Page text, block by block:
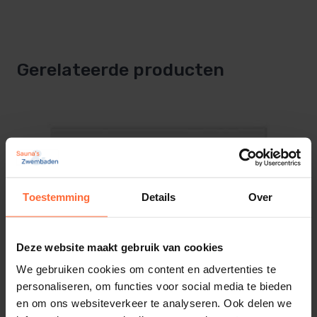
Toestemming Details Over
Deze website maakt gebruik van cookies
We gebruiken cookies om content en advertenties te
personaliseren, om functies voor social media te bieden
en om ons websiteverkeer te analyseren. Ook delen we
Programmeerbare functioneringstijd van 4u tot
Gescheiden oven en lichtaansluiting
Technische gegevens:
Afmeting relaiskast 340x240x108mm
Afmeting bediendeel 120x92x43mm
tot 18kW of 27 kW dmv relaiskast))
De Sentiotec WAVE.COM4C saunabesturing is
Sentiotec
Gewicht
3 kg
Merk
Sentiotec
Gerelateerde producten